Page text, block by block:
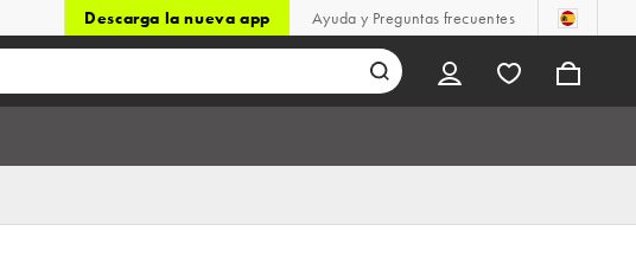
Descarga la nueva app Ayuda y Preguntas frecuentes